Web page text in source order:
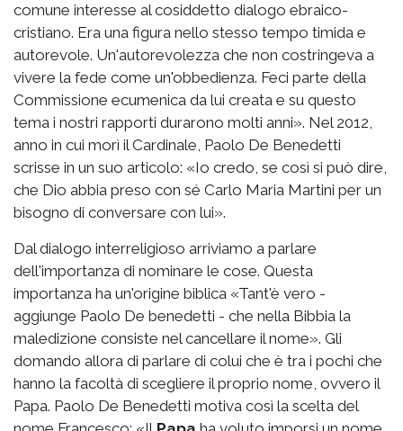
comune interesse al cosiddetto dialogo ebraico-
cristiano. Era una figura nello stesso tempo timida e
autorevole. Un'autorevolezza che non costringeva a
vivere la fede come un'obbedienza. Feci parte della
Commissione ecumenica da lui creata e su questo
tema i nostri rapporti durarono molti anni». Nel 2012,
anno in cui morì il Cardinale, Paolo De Benedetti
scrisse in un suo articolo: «Io credo, se così si può dire,
che Dio abbia preso con sé Carlo Maria Martini per un
bisogno di conversare con lui».
Dal dialogo interreligioso arriviamo a parlare
dell'importanza di nominare le cose. Questa
importanza ha un'origine biblica «Tant'è vero -
aggiunge Paolo De benedetti - che nella Bibbia la
maledizione consiste nel cancellare il nome». Gli
domando allora di parlare di colui che è tra i pochi che
hanno la facoltà di scegliere il proprio nome, ovvero il
Papa. Paolo De Benedetti motiva così la scelta del